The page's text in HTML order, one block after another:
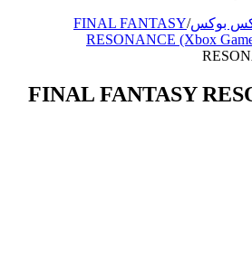
بوكس/
FINAL FANTASY
RESONANCE (Xbox
FINAL FANTASY